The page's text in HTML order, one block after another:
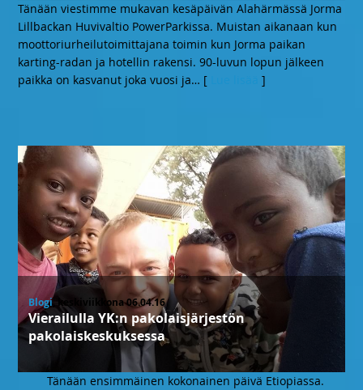
Tänään viestimme mukavan kesäpäivän Alahärmässä Jorma
Lillbackan Huvivaltio PowerParkissa. Muistan aikanaan kun
moottoriurheilutoimittajana toimin kun Jorma paikan
karting-radan ja hotellin rakensi. 90-luvun lopun jälkeen
paikka on kasvanut joka vuosi ja… [ ]
Blogi, keskiviikkona 06.04.16
Vierailulla YK:n pakolaisjärjestön
pakolaiskeskuksessa
Tänään ensimmäinen kokonainen päivä Etiopiassa.